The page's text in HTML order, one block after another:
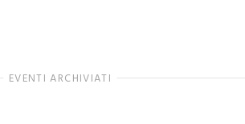
EVENTI ARCHIVIATI